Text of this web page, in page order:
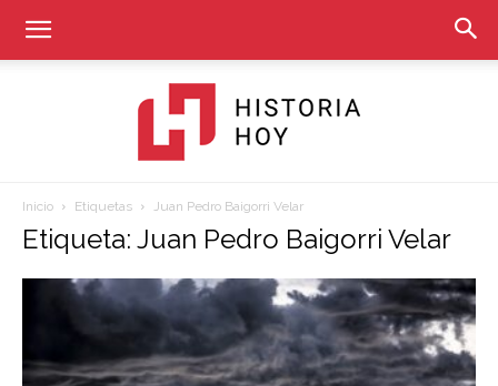
Historia
Hoy
Inicio Etiquetas Juan Pedro Baigorri Velar
Etiqueta: Juan Pedro Baigorri Velar